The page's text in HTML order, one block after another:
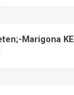
Marigona